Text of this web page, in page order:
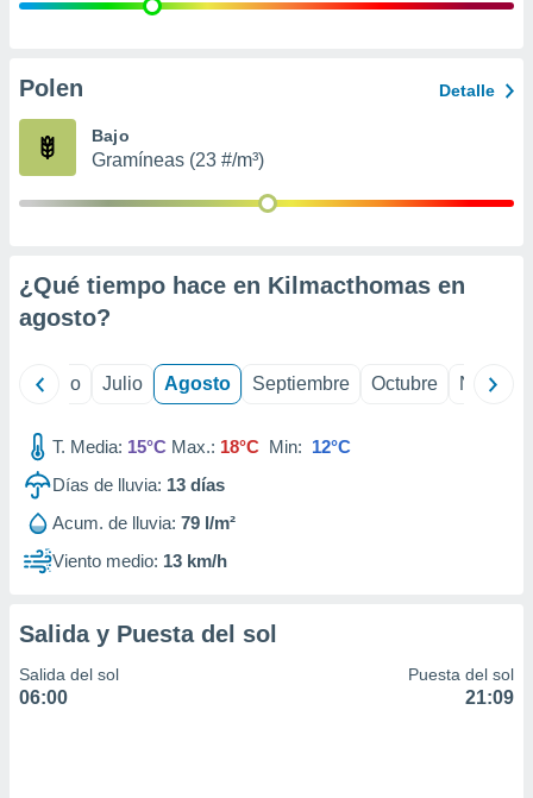
e
publicidad
Polen Detalle
Bajo
Gramíneas (23 #/m³)
¿Qué tiempo hace en Kilmacthomas en
agosto?
Junio Julio Agosto Septiembre Octubre
T. Media: 15°C Max.: 18°C Min: 12°C
Días de lluvia: 13 días
Acum. de lluvia: 79 l/m²
Viento medio: 13 km/h
Salida y Puesta del sol
Salida del sol
06:00
Puesta del sol
21:09